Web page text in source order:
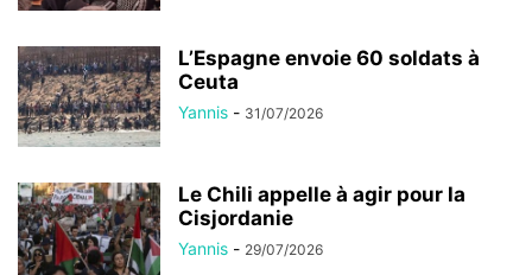
L’Espagne envoie 60 soldats à
Ceuta
Yannis - 31/07/2026
Le Chili appelle à agir pour la
Cisjordanie
Yannis - 29/07/2026